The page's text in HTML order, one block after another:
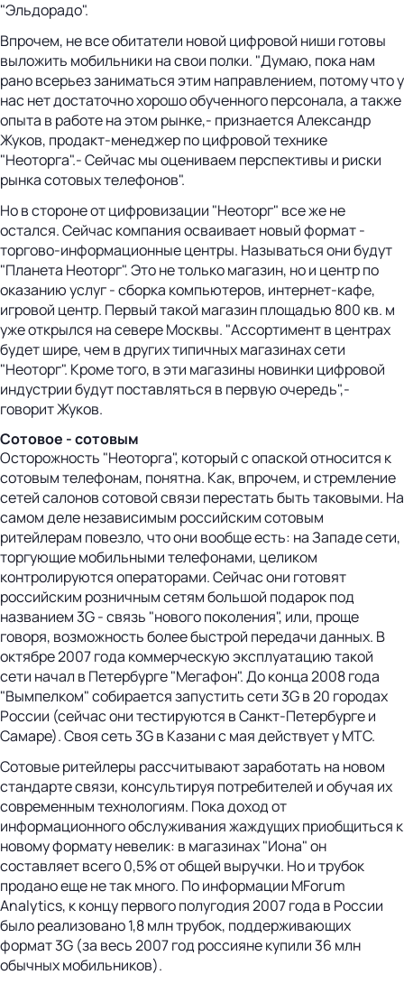
"Эльдорадо".
Впрочем, не все обитатели новой цифровой ниши готовы
выложить мобильники на свои полки. "Думаю, пока нам
рано всерьез заниматься этим направлением, потому что у
нас нет достаточно хорошо обученного персонала, а также
опыта в работе на этом рынке,- признается Александр
Жуков, продакт-менеджер по цифровой технике
"Неоторга".- Сейчас мы оцениваем перспективы и риски
рынка сотовых телефонов".
Но в стороне от цифровизации "Неоторг" все же не
остался. Сейчас компания осваивает новый формат -
торгово-информационные центры. Называться они будут
"Планета Неоторг". Это не только магазин, но и центр по
оказанию услуг - сборка компьютеров, интернет-кафе,
игровой центр. Первый такой магазин площадью 800 кв. м
уже открылся на севере Москвы. "Ассортимент в центрах
будет шире, чем в других типичных магазинах сети
"Неоторг". Кроме того, в эти магазины новинки цифровой
индустрии будут поставляться в первую очередь",-
говорит Жуков.
Сотовое - сотовым
Осторожность "Неоторга", который с опаской относится к
сотовым телефонам, понятна. Как, впрочем, и стремление
сетей салонов сотовой связи перестать быть таковыми. На
самом деле независимым российским сотовым
ритейлерам повезло, что они вообще есть: на Западе сети,
торгующие мобильными телефонами, целиком
контролируются операторами. Сейчас они готовят
российским розничным сетям большой подарок под
названием 3G - связь "нового поколения", или, проще
говоря, возможность более быстрой передачи данных. В
октябре 2007 года коммерческую эксплуатацию такой
сети начал в Петербурге "Мегафон". До конца 2008 года
"Вымпелком" собирается запустить сети 3G в 20 городах
России (сейчас они тестируются в Санкт-Петербурге и
Самаре). Своя сеть 3G в Казани с мая действует у МТС.
Сотовые ритейлеры рассчитывают заработать на новом
стандарте связи, консультируя потребителей и обучая их
современным технологиям. Пока доход от
информационного обслуживания жаждущих приобщиться к
новому формату невелик: в магазинах "Иона" он
составляет всего 0,5% от общей выручки. Но и трубок
продано еще не так много. По информации MForum
Analytics, к концу первого полугодия 2007 года в России
было реализовано 1,8 млн трубок, поддерживающих
формат 3G (за весь 2007 год россияне купили 36 млн
обычных мобильников).